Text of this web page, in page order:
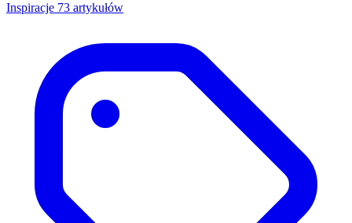
Inspiracje 73 artykułów